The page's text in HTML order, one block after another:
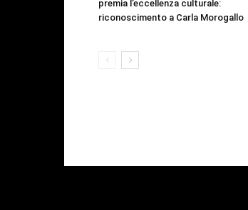
premia l’eccellenza culturale:
riconoscimento a Carla Morogallo